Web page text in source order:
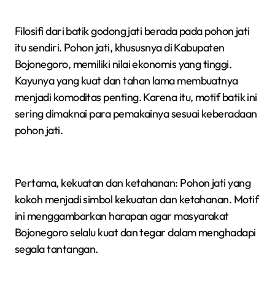
Filosifi dari batik godong jati berada pada pohon jati
itu sendiri. Pohon jati, khususnya di Kabupaten
Bojonegoro, memiliki nilai ekonomis yang tinggi.
Kayunya yang kuat dan tahan lama membuatnya
menjadi komoditas penting. Karena itu, motif batik ini
sering dimaknai para pemakainya sesuai keberadaan
pohon jati.
Pertama, kekuatan dan ketahanan: Pohon jati yang
kokoh menjadi simbol kekuatan dan ketahanan. Motif
ini menggambarkan harapan agar masyarakat
Bojonegoro selalu kuat dan tegar dalam menghadapi
segala tantangan.